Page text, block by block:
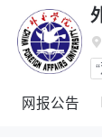

网报公告